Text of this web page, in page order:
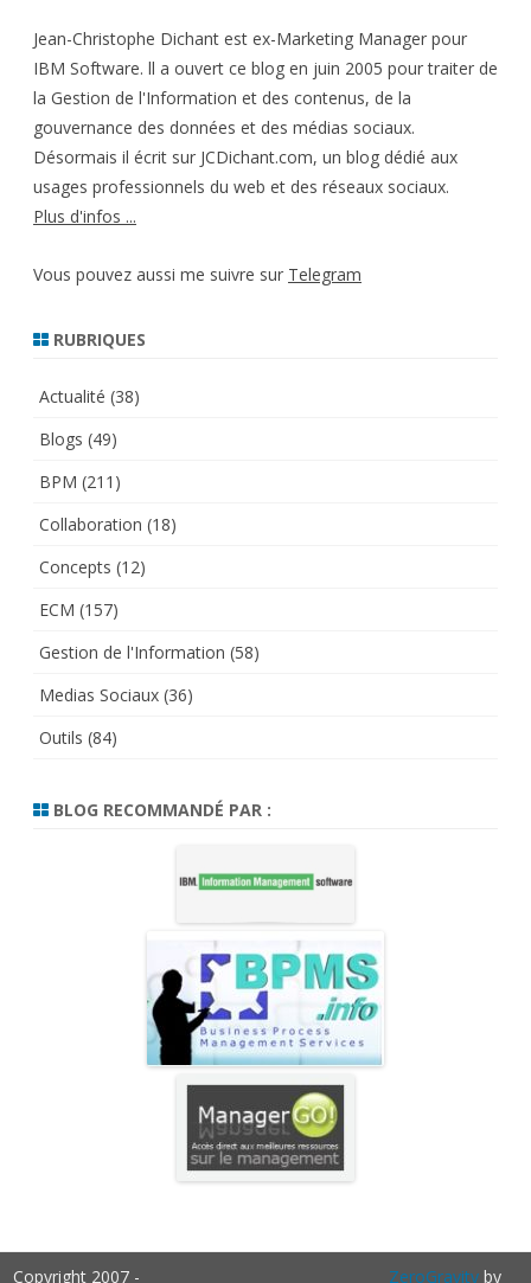
Jean-Christophe Dichant est ex-Marketing Manager pour
IBM Software. ll a ouvert ce blog en juin 2005 pour traiter de
la Gestion de l'Information et des contenus, de la
gouvernance des données et des médias sociaux.
Désormais il écrit sur JCDichant.com, un blog dédié aux
usages professionnels du web et des réseaux sociaux.
Plus d'infos ...
Vous pouvez aussi me suivre sur Telegram
RUBRIQUES
Actualité (38)
Blogs (49)
BPM (211)
Collaboration (18)
Concepts (12)
ECM (157)
Gestion de l'Information (58)
Medias Sociaux (36)
Outils (84)
BLOG RECOMMANDÉ PAR :
Copyright 2007 - ZeroGravityby